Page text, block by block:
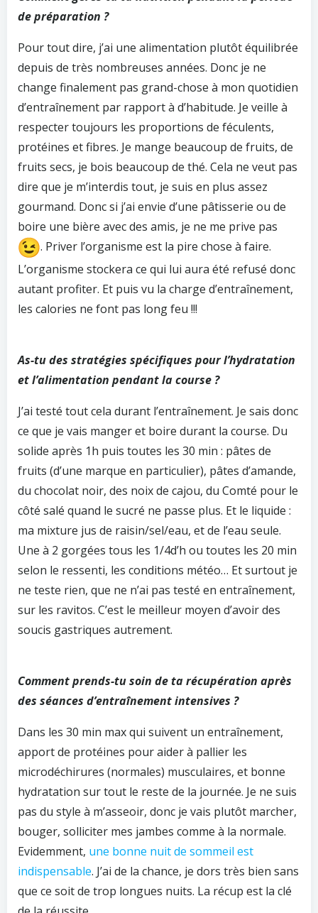
de préparation ?
Pour tout dire, j’ai une alimentation plutôt équilibrée
depuis de très nombreuses années. Donc je ne
change finalement pas grand-chose à mon quotidien
d’entraînement par rapport à d’habitude. Je veille à
respecter toujours les proportions de féculents,
protéines et fibres. Je mange beaucoup de fruits, de
fruits secs, je bois beaucoup de thé. Cela ne veut pas
dire que je m’interdis tout, je suis en plus assez
gourmand. Donc si j’ai envie d’une pâtisserie ou de
boire une bière avec des amis, je ne me prive pas
. Priver l’organisme est la pire chose à faire.
L’organisme stockera ce qui lui aura été refusé donc
autant profiter. Et puis vu la charge d’entraînement,
les calories ne font pas long feu !!!
As-tu des stratégies spécifiques pour l’hydratation
et l’alimentation pendant la course ?
J’ai testé tout cela durant l’entraînement. Je sais donc
ce que je vais manger et boire durant la course. Du
solide après 1h puis toutes les 30 min : pâtes de
fruits (d’une marque en particulier), pâtes d’amande,
du chocolat noir, des noix de cajou, du Comté pour le
côté salé quand le sucré ne passe plus. Et le liquide :
ma mixture jus de raisin/sel/eau, et de l’eau seule.
Une à 2 gorgées tous les 1/4d’h ou toutes les 20 min
selon le ressenti, les conditions météo… Et surtout je
ne teste rien, que ne n’ai pas testé en entraînement,
sur les ravitos. C’est le meilleur moyen d’avoir des
soucis gastriques autrement.
Comment prends-tu soin de ta récupération après
des séances d’entraînement intensives ?
Dans les 30 min max qui suivent un entraînement,
apport de protéines pour aider à pallier les
microdéchirures (normales) musculaires, et bonne
hydratation sur tout le reste de la journée. Je ne suis
pas du style à m’asseoir, donc je vais plutôt marcher,
bouger, solliciter mes jambes comme à la normale.
Evidemment, une bonne nuit de sommeil est
indispensable. J’ai de la chance, je dors très bien sans
que ce soit de trop longues nuits. La récup est la clé